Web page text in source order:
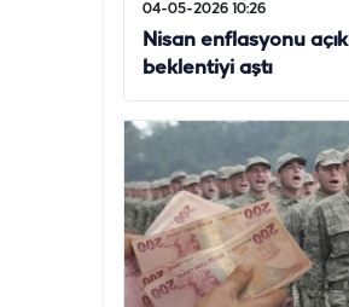
04-05-2026 10:26
Nisan enflasyonu
beklentiyi aştı